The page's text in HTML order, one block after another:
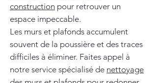
construction pour retrouver un
espace impeccable.
Les murs et plafonds accumulent
souvent de la poussière et des traces
difficiles à éliminer. Faites appel à
notre service spécialisé de nettoyage